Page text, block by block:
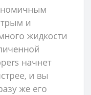
и
жидкости
начнет
и вы
же его